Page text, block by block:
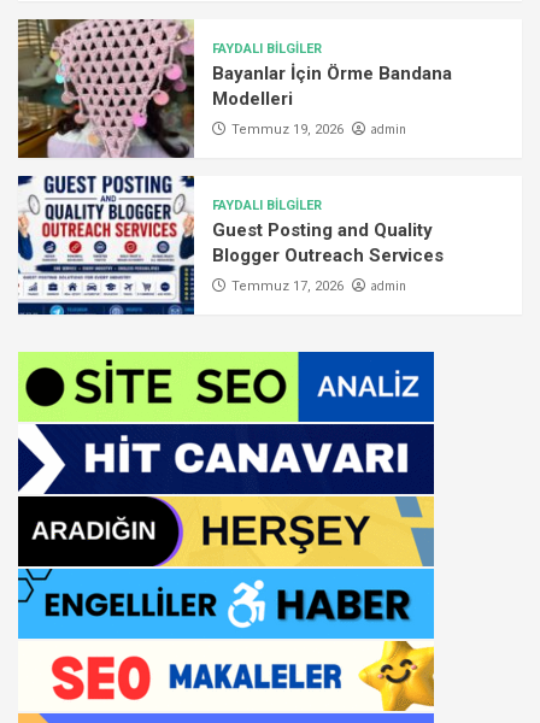
FAYDALI BİLGİLER
Bayanlar İçin Örme Bandana
Modelleri
Temmuz 19, 2026 admin
FAYDALI BİLGİLER
Guest Posting and Quality
Blogger Outreach Services
Temmuz 17, 2026 admin